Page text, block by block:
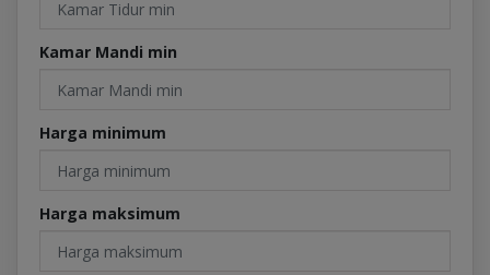
Kamar Mandi min
Harga minimum
Harga maksimum